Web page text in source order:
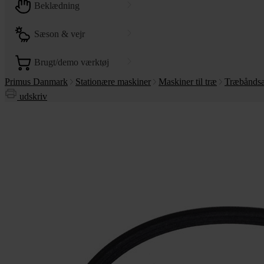
beklædning
sæson & vejr
brugt/demo værktøj
Primus Danmark
Stationære maskiner Maskiner til træ
udskriv